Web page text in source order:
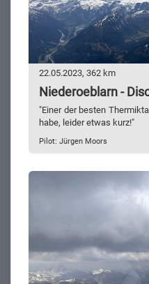
22.05.2023, 362 km
Niederoeblarn -
"Einer der besten
habe, leider etwas kurz!"
Pilot: Jürgen Moors